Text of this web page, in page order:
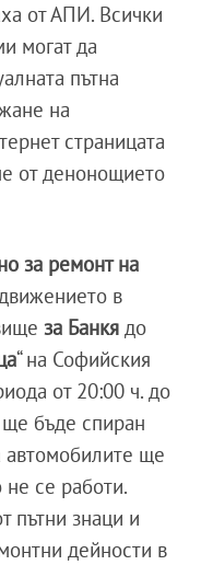
от АПИ. Всички
могат да
пътна
на
страницата
от денонощието
за ремонт на
в
за Банкя до
“ на Софийския
от 20:00 ч. до
бъде спиран
автомобилите ще
не се работи.
пътни знаци и
дейности в